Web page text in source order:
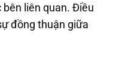
liên quan. Điều
đồng thuận giữa